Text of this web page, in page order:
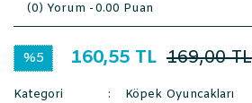
(0) Yorum -0.00 Puan
%5 160,55 TL 169,00 TL
Kategori
Köpek Oyuncakları